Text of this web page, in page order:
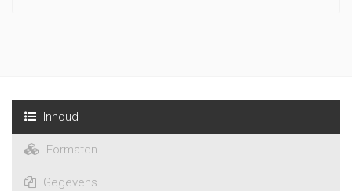
Inhoud
Formaten
Gegevens